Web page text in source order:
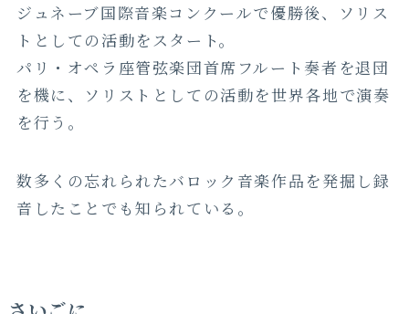
ジュネーブ国際音楽コンクールで優勝後、ソリス
トとしての活動をスタート。
パリ・オペラ座管弦楽団首席フルート奏者を退団
を機に、ソリストとしての活動を世界各地で演奏
を行う。
数多くの忘れられたバロック音楽作品を発掘し録
音したことでも知られている。